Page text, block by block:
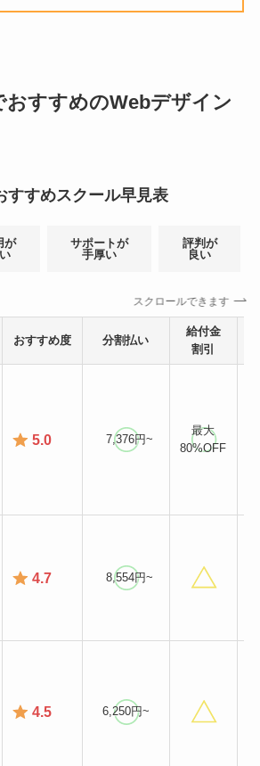
おすすめのWebデザイン
すすめスクール早見表
が
サポートが
手厚い
評判が
良い
スクロールできます
おすすめ度 分割払い
給付金
割引
5.0 7,376円~
最大
80%OFF
4.7 8,554円~
4.5 6,250円~